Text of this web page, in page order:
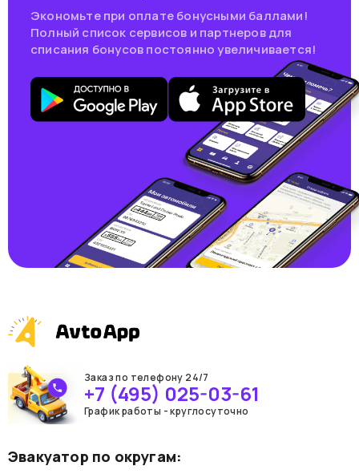
Экономьте при оплате бонусными баллами!
Полный список сервисов и партнеров для
списания бонусов постоянно увеличивается!
Заказ по телефону 24/7
+7 (495) 025-03-61
График работы - круглосуточно
Эвакуатор по округам: